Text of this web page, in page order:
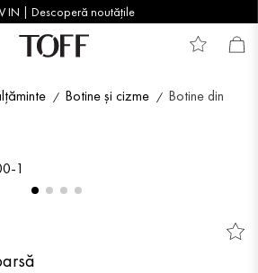
IN | Descoperă noutățile
Botine și cizme
Botine din